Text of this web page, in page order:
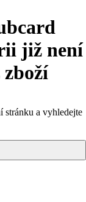
již není
stránku a vyhledejte